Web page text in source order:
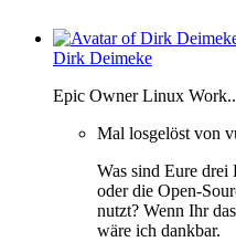
Dirk Deimeke
Epic Owner Linux
Mal losgelöst von
Was sind Eure
oder die Open-
nutzt? Wenn Ihr
wäre ich dankbar.